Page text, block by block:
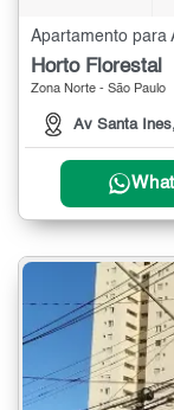
Horto Florestal
Zona Norte - São Paulo
Av Santa